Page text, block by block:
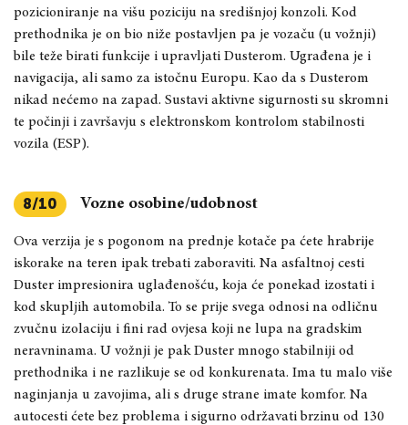
pozicioniranje na višu poziciju na središnjoj konzoli. Kod
prethodnika je on bio niže postavljen pa je vozaču (u vožnji)
bile teže birati funkcije i upravljati Dusterom. Ugrađena je i
navigacija, ali samo za istočnu Europu. Kao da s Dusterom
nikad nećemo na zapad. Sustavi aktivne sigurnosti su skromni
te počinji i završavju s elektronskom kontrolom stabilnosti
vozila (ESP).
8/10 Vozne osobine/udobnost
Ova verzija je s pogonom na prednje kotače pa ćete hrabrije
iskorake na teren ipak trebati zaboraviti. Na asfaltnoj cesti
Duster impresionira uglađenošću, koja će ponekad izostati i
kod skupljih automobila. To se prije svega odnosi na odličnu
zvučnu izolaciju i fini rad ovjesa koji ne lupa na gradskim
neravninama. U vožnji je pak Duster mnogo stabilniji od
prethodnika i ne razlikuje se od konkurenata. Ima tu malo više
naginjanja u zavojima, ali s druge strane imate komfor. Na
autocesti ćete bez problema i sigurno održavati brzinu od 130